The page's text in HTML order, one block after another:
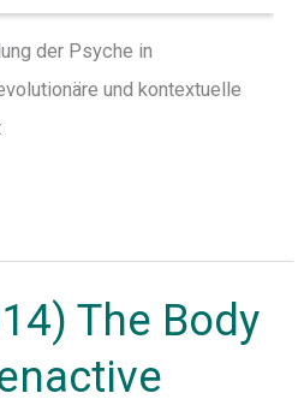
der Psyche in
und kontextuelle
The Body